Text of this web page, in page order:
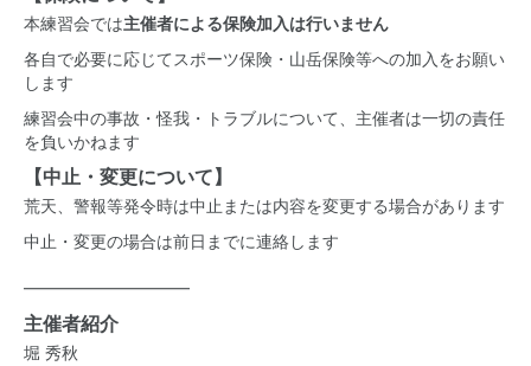
本練習会では主催者による保険加入は行いません
各自で必要に応じてスポーツ保険・山岳保険等への加入をお願い
します
練習会中の事故・怪我・トラブルについて、主催者は一切の責任
を負いかねます
【中止・変更について】
荒天、警報等発令時は中止または内容を変更する場合があります
中止・変更の場合は前日までに連絡します
━━━━━━━━━━
主催者紹介
堀 秀秋